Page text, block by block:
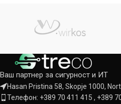
овозможува
Ваш партнер за сигурност и ИТ
Hasan Pristina 58, Skopje 1000,
Телефон: +389 70 411 415 , +389